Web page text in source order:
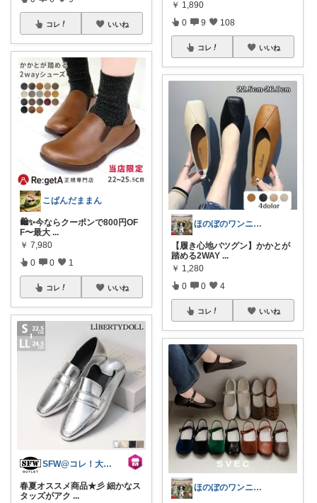
コレ いいね
こぱんだままん
🛍️✨今ならクーポンで800円OF
F〜最大 ...
￥ 7,980
0 0 1
コレ いいね
SFW@コレ！大歓迎
春夏オススメ商品★彡 細かなス
タッズがアク ...
￥ 1,890
0 9 108
コレ いいね
ほのぼのワンニャン日和🐾
【履き心地バツグン】かかとが
踏める2WAY ...
￥ 1,280
0 0 4
コレ いいね
ほのぼのワンニャン日和🐾